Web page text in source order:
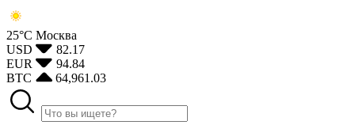
25°С Москва
USD
82.17
EUR
94.84
BTC
64,961.03